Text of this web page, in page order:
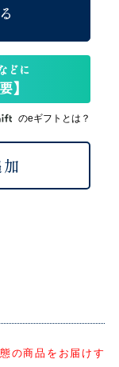
のeギフトとは？
の商品をお届けす